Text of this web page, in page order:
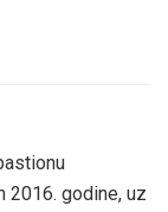
2016. godine, uz